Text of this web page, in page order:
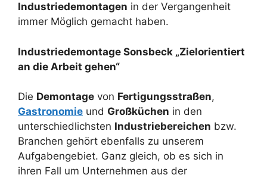
Industriedemontagen in der Vergangenheit
immer Möglich gemacht haben.
Industriedemontage Sonsbeck „Zielorientiert
an die Arbeit gehen“
Die Demontage von Fertigungsstraßen,
Gastronomie und Großküchen in den
unterschiedlichsten Industriebereichen bzw.
Branchen gehört ebenfalls zu unserem
Aufgabengebiet. Ganz gleich, ob es sich in
ihren Fall um Unternehmen aus der